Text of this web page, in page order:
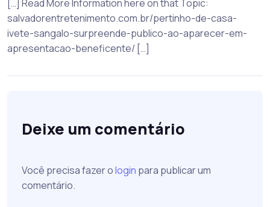
[…] Read More Information here on that Topic:
salvadorentretenimento.com.br/pertinho-de-casa-
ivete-sangalo-surpreende-publico-ao-aparecer-em-
apresentacao-beneficente/ […]
Deixe um comentário
Você precisa fazer ologin para publicar um
comentário.